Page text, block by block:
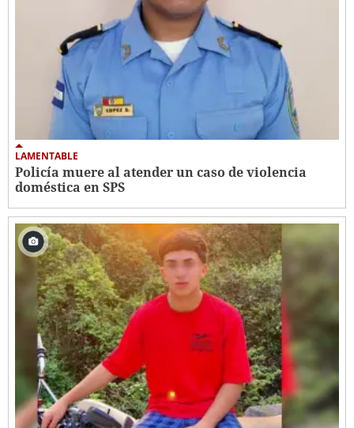
LAMENTABLE
Policía muere al atender un caso de violencia
doméstica en SPS